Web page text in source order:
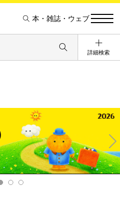
本・雑誌・ウェブ
詳細検索
Ne
xt